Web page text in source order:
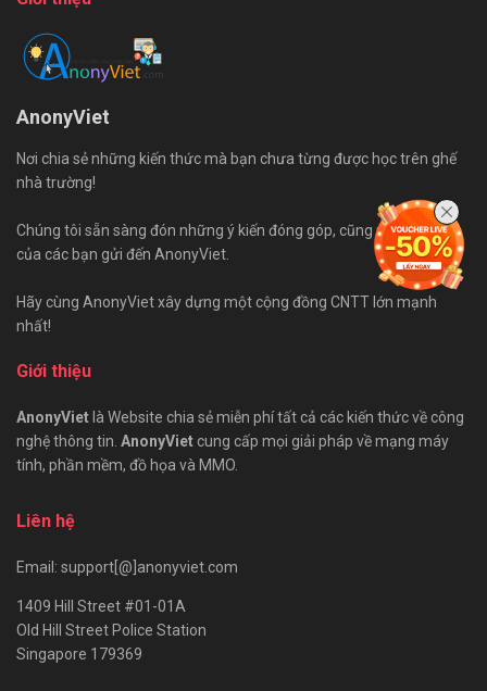
AnonyViet
Nơi chia sẻ những kiến thức mà bạn chưa từng được học trên ghế
nhà trường!
Chúng tôi sẵn sàng đón những ý kiến đóng góp, cũng như bài viết
của các bạn gửi đến AnonyViet.
Hãy cùng AnonyViet xây dựng một cộng đồng CNTT lớn mạnh
nhất!
Giới thiệu
AnonyVietlà Website chia sẻ miễn phí tất cả các kiến thức về công
nghệ thông tin. AnonyViet cung cấp mọi giải pháp về mạng máy
tính, phần mềm, đồ họa và MMO.
Liên hệ
Email: support[@]anonyviet.com
1409 Hill Street #01-01A
Old Hill Street Police Station
Singapore 179369